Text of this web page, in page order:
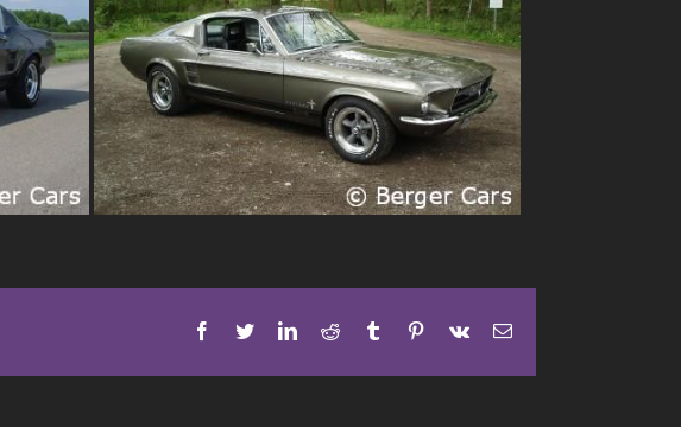
Facebook
TwitterLinkedInReddit Tumblr Pinterest
Vk
E-